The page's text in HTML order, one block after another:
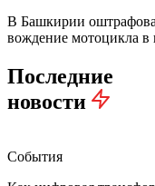
В Башкирии
вождение мотоцикла в
Последние
новости
События